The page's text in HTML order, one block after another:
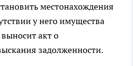
местонахождения
у него имущества
акт о
задолженности.